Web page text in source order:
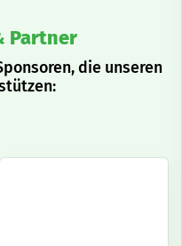
Partner
die unseren